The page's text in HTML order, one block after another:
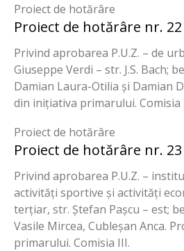
Proiect de hotărâre
Proiect de hotărâre nr. 22
Privind aprobarea P.U.Z. – de
Giuseppe Verdi – str. J.S. Bach;
Damian Laura-Otilia și Damian
din inițiativa primarului. Comisia
Proiect de hotărâre
Proiect de hotărâre nr. 23
Privind aprobarea P.U.Z. –
activități sportive și activități
terțiar, str. Ștefan Pașcu – est;
Vasile Mircea, Cubleșan Anca.
primarului. Comisia III.